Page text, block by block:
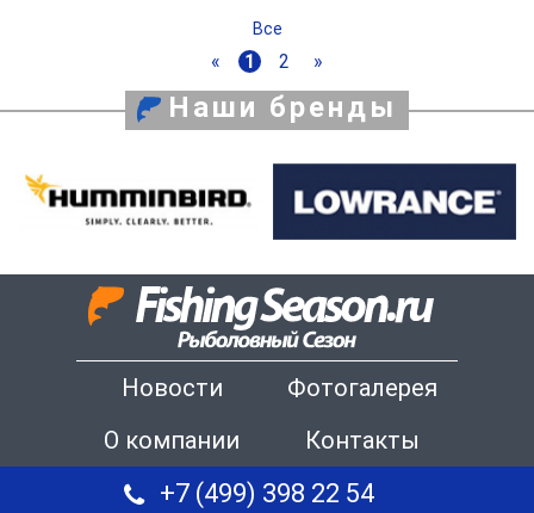
Все
« 1 2 »
Наши бренды
Новости
Фотогалерея
О компании
Контакты
+7 (499) 398 22 54